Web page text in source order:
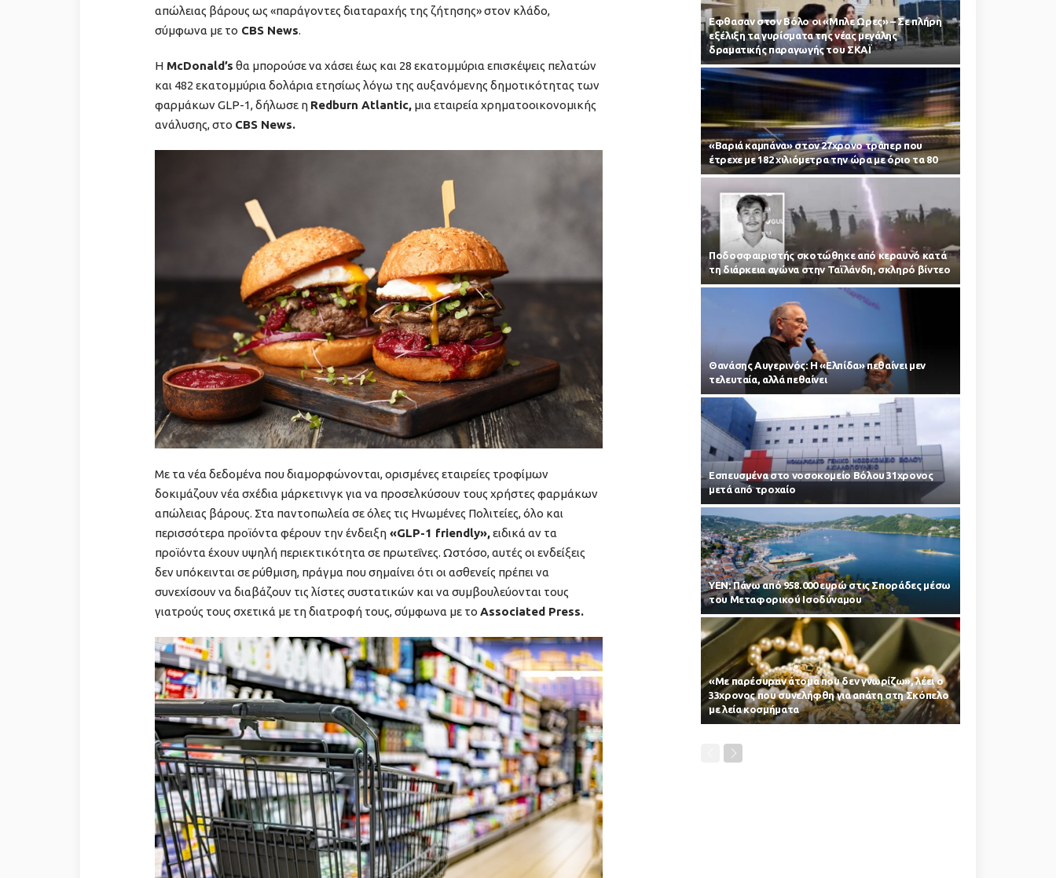
απώλειας βάρους ως «παράγοντες διαταραχής της ζήτησης» στον κλάδο,
σύμφωνα με το CBS News.
Η McDonald’s θα μπορούσε να χάσει έως και 28 εκατομμύρια επισκέψεις πελατών
και 482 εκατομμύρια δολάρια ετησίως λόγω της αυξανόμενης δημοτικότητας των
φαρμάκων GLP-1, δήλωσε η Redburn Atlantic, μια εταιρεία χρηματοοικονομικής
ανάλυσης, στο CBS News.
Με τα νέα δεδομένα που διαμορφώνονται, ορισμένες εταιρείες τροφίμων
δοκιμάζουν νέα σχέδια μάρκετινγκ για να προσελκύσουν τους χρήστες φαρμάκων
απώλειας βάρους. Στα παντοπωλεία σε όλες τις Ηνωμένες Πολιτείες, όλο και
περισσότερα προϊόντα φέρουν την ένδειξη «GLP-1 friendly»,ειδικά αν τα
προϊόντα έχουν υψηλή περιεκτικότητα σε πρωτεΐνες. Ωστόσο, αυτές οι ενδείξεις
δεν υπόκεινται σε ρύθμιση, πράγμα που σημαίνει ότι οι ασθενείς πρέπει να
συνεχίσουν να διαβάζουν τις λίστες συστατικών και να συμβουλεύονται τους
γιατρούς τους σχετικά με τη διατροφή τους, σύμφωνα με το Associated Press.
Εφθασαν στον Βόλο οι «Μπλε Ωρες» – Σε πλήρη
εξέλιξη τα γυρίσματα της νέας μεγάλης
δραματικής παραγωγής του ΣΚΑΪ
«Βαριά καμπάνα» στον 27χρονο τράπερ που
έτρεχε με 182 χιλιόμετρα την ώρα με όριο τα 80
Ποδοσφαιριστής σκοτώθηκε από κεραυνό κατά
τη διάρκεια αγώνα στην Ταϊλάνδη, σκληρό βίντεο
Θανάσης Αυγερινός: Η «Ελπίδα» πεθαίνει μεν
τελευταία, αλλά πεθαίνει
Εσπευσμένα στο νοσοκομείο Βόλου 31χρονος
μετά από τροχαίο
ΥΕΝ: Πάνω από 958.000 ευρώ στις Σποράδες μέσω
του Μεταφορικού Ισοδύναμου
«Με παρέσυραν άτομα που δεν γνωρίζω», λέει ο
33χρονος που συνελήφθη για απάτη στη Σκόπελο
με λεία κοσμήματα